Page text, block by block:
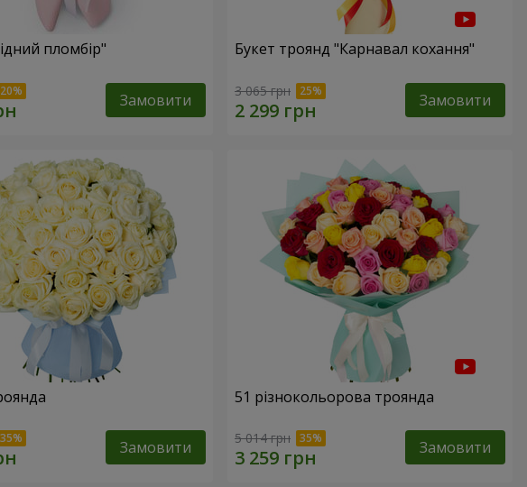
пломбір"
Замовити
Букет троянд "Карнавал кохання"
3 065 грн Замовити
Замовити
51 різнокольорова троянда
5 014 грн Замовити